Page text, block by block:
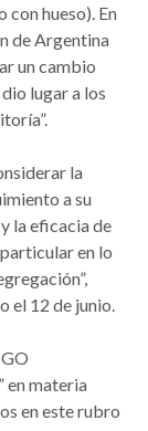
con hueso). En
de Argentina
un cambio
lugar a los
la
a su
la eficacia de
en lo
el 12 de junio.
en materia
en este rubro